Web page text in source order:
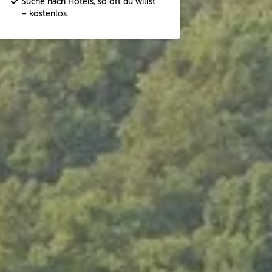
– kostenlos.